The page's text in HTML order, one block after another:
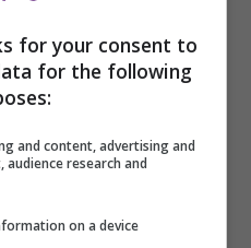
le altre opzioni a sua
for your consent to
for the following
and content, advertising and
research and
on a device